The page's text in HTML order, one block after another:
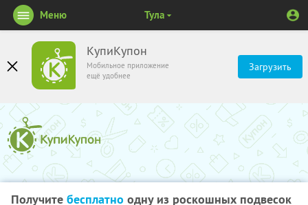
КупиКупон
Мобильное приложение
ещё удобнее
Загрузить
Меню Тула
Получите бесплатно одну из роскошных подвесок